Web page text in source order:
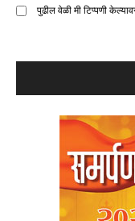
पुढील वेळी मी टिप्पणी